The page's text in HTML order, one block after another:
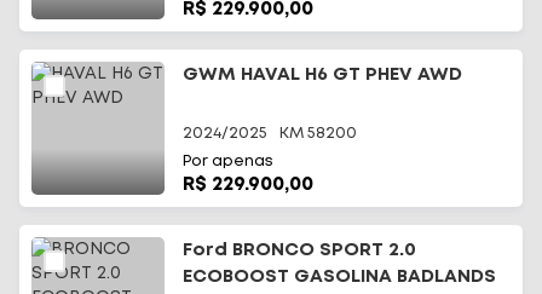
R$ 229.900,00
GWM HAVAL H6 GT PHEV AWD
2024/2025 KM 58200
Por apenas
R$ 229.900,00
Ford BRONCO SPORT 2.0
ECOBOOST GASOLINA BADLANDS